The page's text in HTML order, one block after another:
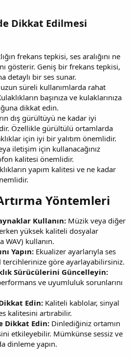
Dikkat Edilmesi
frekans tepkisi, ses aralığını ne
gösterir. Geniş bir frekans tepkisi,
detaylı bir ses sunar.
uzun süreli kullanımlarda rahat
başınıza ve kulaklarınıza
dikkat edin.
dış gürültüyü ne kadar iyi
Özellikle gürültülü ortamlarda
için iyi bir yalıtım önemlidir.
iletişim için kullanacağınız
kalitesi önemlidir.
yapım kalitesi ve ne kadar
Yöntemleri​
Kullanın: Müzik veya diğer
yüksek kaliteli dosyalar
WAV) kullanın.
Yapın: Ekualizer ayarlarıyla ses
tercihlerinize göre ayarlayabilirsiniz.
Sürücülerini Güncelleyin:
ve uyumluluk sorunlarını
Edin: Kaliteli kablolar, sinyal
kalitesini artırabilir.
Dikkat Edin: Dinlediğiniz ortamın
etkileyebilir. Mümkünse sessiz ve
dinleme yapın.